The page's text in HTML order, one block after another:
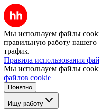
Мы используем файлы
правильную работу нашего
трафик.
Правила использования
Мы используем файлы
файлов cookie
Понятно
Ищу работу